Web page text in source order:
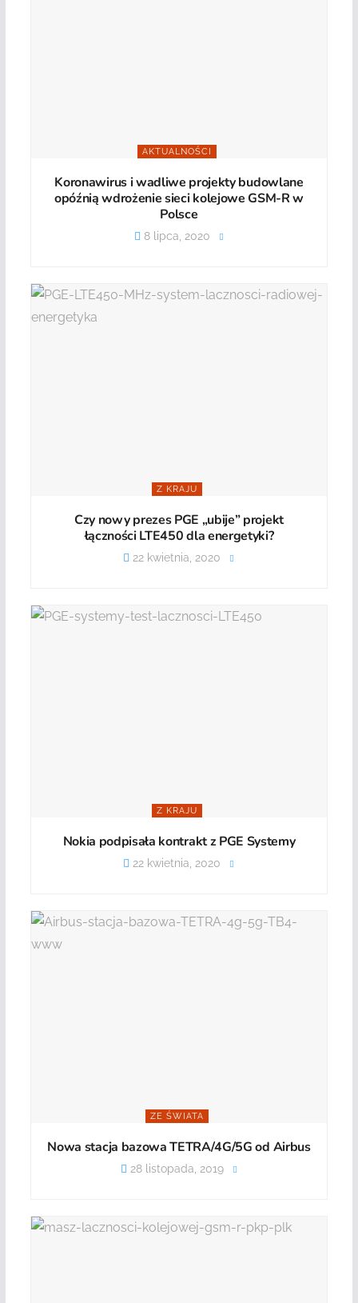
AKTUALNOŚCI
Koronawirus i wadliwe projekty budowlane
opóźnią wdrożenie sieci kolejowe GSM-R w
Polsce
8 lipca, 2020
Z KRAJU
Czy nowy prezes PGE „ubije” projekt
łączności LTE450 dla energetyki?
22 kwietnia, 2020
Z KRAJU
Nokia podpisała kontrakt z PGE Systemy
22 kwietnia, 2020
ZE ŚWIATA
Nowa stacja bazowa TETRA/4G/5G od Airbus
28 listopada, 2019